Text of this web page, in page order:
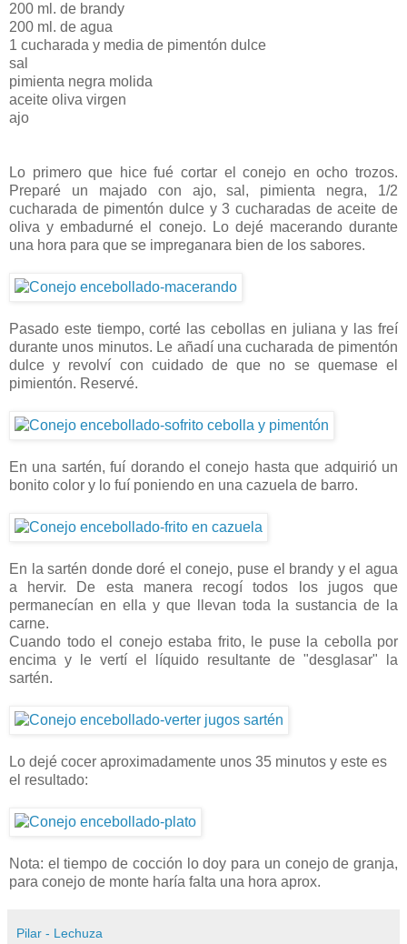
200 ml. de brandy
200 ml. de agua
1 cucharada y media de pimentón dulce
sal
pimienta negra molida
aceite oliva virgen
ajo
Lo primero que hice fué cortar el conejo en ocho trozos.
Preparé un majado con ajo, sal, pimienta negra, 1/2
cucharada de pimentón dulce y 3 cucharadas de aceite de
oliva y embadurné el conejo. Lo dejé macerando durante
una hora para que se impreganara bien de los sabores.
Pasado este tiempo, corté las cebollas en juliana y las freí
durante unos minutos. Le añadí una cucharada de pimentón
dulce y revolví con cuidado de que no se quemase el
pimientón. Reservé.
En una sartén, fuí dorando el conejo hasta que adquirió un
bonito color y lo fuí poniendo en una cazuela de barro.
En la sartén donde doré el conejo, puse el brandy y el agua
a hervir. De esta manera recogí todos los jugos que
permanecían en ella y que llevan toda la sustancia de la
carne.
Cuando todo el conejo estaba frito, le puse la cebolla por
encima y le vertí el líquido resultante de "desglasar" la
sartén.
Lo dejé cocer aproximadamente unos 35 minutos y este es
el resultado:
Nota: el tiempo de cocción lo doy para un conejo de granja,
para conejo de monte haría falta una hora aprox.
Pilar - Lechuza